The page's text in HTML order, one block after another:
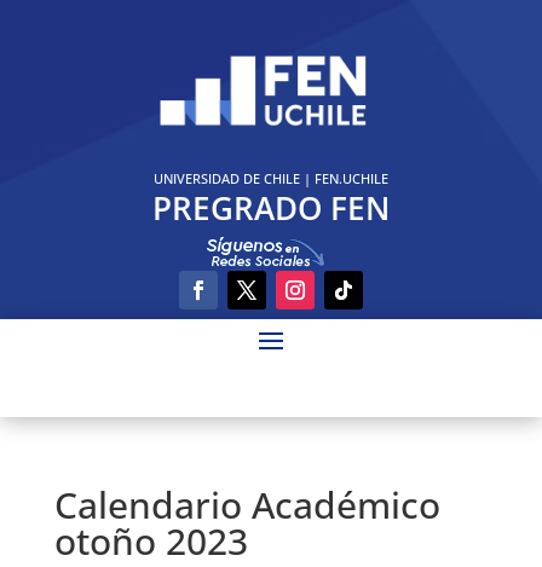
UNIVERSIDAD DE CHILE| FEN.UCHILE
PREGRADO FEN
Calendario Académico
otoño 2023